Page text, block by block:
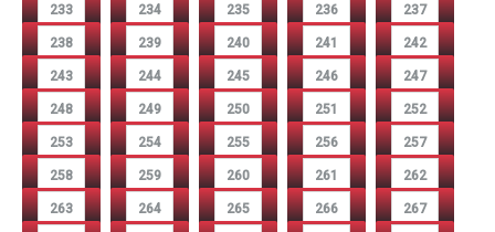
233 234 235 236 237
238 239 240 241 242
243 244 245 246 247
248 249 250 251 252
253 254 255 256 257
258 259 260 261 262
263 264 265 266 267